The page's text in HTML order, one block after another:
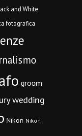
and White
fotografica
groom
wedding
Nikon Nikon